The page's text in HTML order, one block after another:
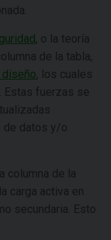
, o la teoría
de la tabla,
, los cuales
Estas fuerzas se
de datos y/o
columna de la
carga activa en
secundaria. Esto